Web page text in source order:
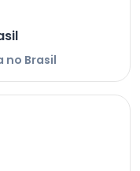
no Brasil